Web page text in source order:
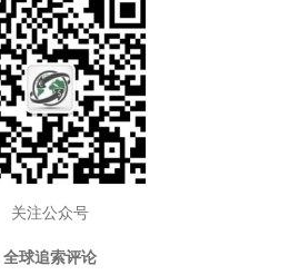
关注公众号
全球追索评论